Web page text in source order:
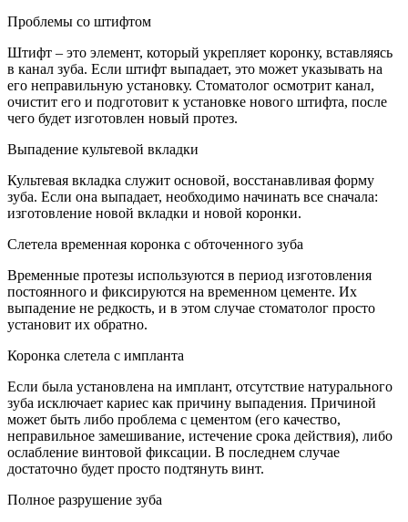
Проблемы со штифтом
Штифт – это элемент, который укрепляет коронку, вставляясь
в канал зуба. Если штифт выпадает, это может указывать на
его неправильную установку. Стоматолог осмотрит канал,
очистит его и подготовит к установке нового штифта, после
чего будет изготовлен новый протез.
Выпадение культевой вкладки
Культевая вкладка служит основой, восстанавливая форму
зуба. Если она выпадает, необходимо начинать все сначала:
изготовление новой вкладки и новой коронки.
Слетела временная коронка с обточенного зуба
Временные протезы используются в период изготовления
постоянного и фиксируются на временном цементе. Их
выпадение не редкость, и в этом случае стоматолог просто
установит их обратно.
Коронка слетела с импланта
Если была установлена на имплант, отсутствие натурального
зуба исключает кариес как причину выпадения. Причиной
может быть либо проблема с цементом (его качество,
неправильное замешивание, истечение срока действия), либо
ослабление винтовой фиксации. В последнем случае
достаточно будет просто подтянуть винт.
Полное разрушение зуба